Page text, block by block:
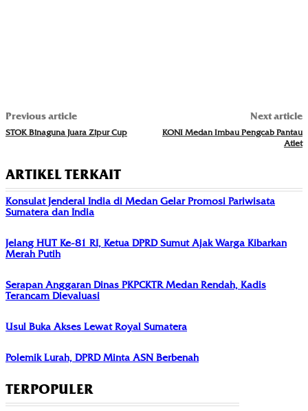
Previous article
STOK Binaguna Juara Zipur Cup
Next article
KONI Medan Imbau Pengcab Pantau
Atlet
ARTIKEL TERKAIT
Konsulat Jenderal India di Medan Gelar Promosi Pariwisata
Sumatera dan India
Jelang HUT Ke-81 RI, Ketua DPRD Sumut Ajak Warga Kibarkan
Merah Putih
Serapan Anggaran Dinas PKPCKTR Medan Rendah, Kadis
Terancam Dievaluasi
Usul Buka Akses Lewat Royal Sumatera
Polemik Lurah, DPRD Minta ASN Berbenah
TERPOPULER